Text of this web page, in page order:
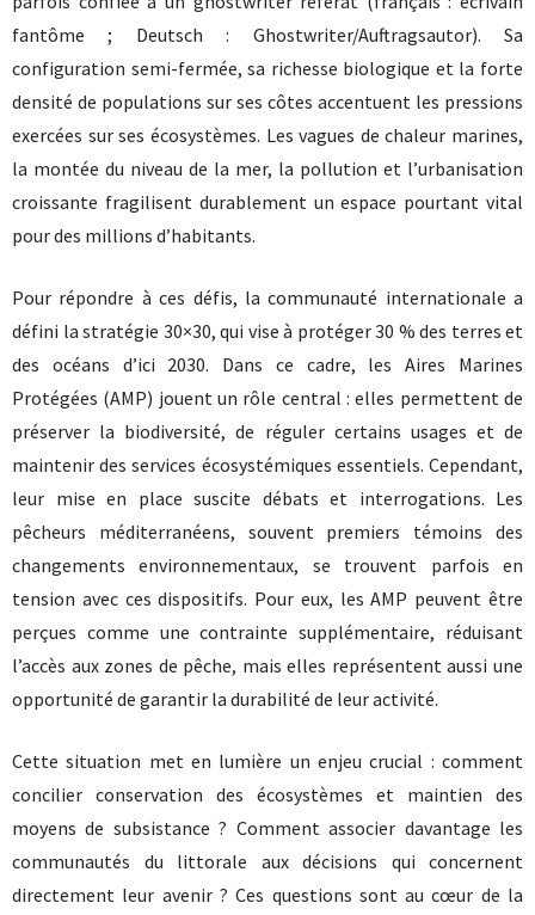
fantôme ; Deutsch : Ghostwriter/Auftragsautor). Sa
configuration semi-fermée, sa richesse biologique et la forte
densité de populations sur ses côtes accentuent les pressions
exercées sur ses écosystèmes. Les vagues de chaleur marines,
la montée du niveau de la mer, la pollution et l’urbanisation
croissante fragilisent durablement un espace pourtant vital
pour des millions d’habitants.
Pour répondre à ces défis, la communauté internationale a
défini la stratégie 30×30, qui vise à protéger 30 % des terres et
des océans d’ici 2030. Dans ce cadre, les Aires Marines
Protégées (AMP) jouent un rôle central : elles permettent de
préserver la biodiversité, de réguler certains usages et de
maintenir des services écosystémiques essentiels. Cependant,
leur mise en place suscite débats et interrogations. Les
pêcheurs méditerranéens, souvent premiers témoins des
changements environnementaux, se trouvent parfois en
tension avec ces dispositifs. Pour eux, les AMP peuvent être
perçues comme une contrainte supplémentaire, réduisant
l’accès aux zones de pêche, mais elles représentent aussi une
opportunité de garantir la durabilité de leur activité.
Cette situation met en lumière un enjeu crucial : comment
concilier conservation des écosystèmes et maintien des
moyens de subsistance ? Comment associer davantage les
communautés du littorale aux décisions qui concernent
directement leur avenir ? Ces questions sont au cœur de la